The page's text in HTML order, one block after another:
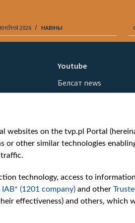
2026 НАВІНЫ
Youtube
Белсат news
Белсат Shorts
Belsat English
Biełsat PL
Белсат History
Белсат Music
Белсат Doc
websites on the tvp.pl Portal
or other similar technologies
technology, access to
(1201 company) and other
effectiveness) and others, which